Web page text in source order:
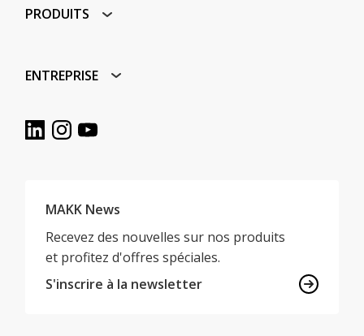
PRODUITS
ENTREPRISE
MAKK News
Recevez des nouvelles sur nos produits
et profitez d'offres spéciales.
S'inscrire à la newsletter